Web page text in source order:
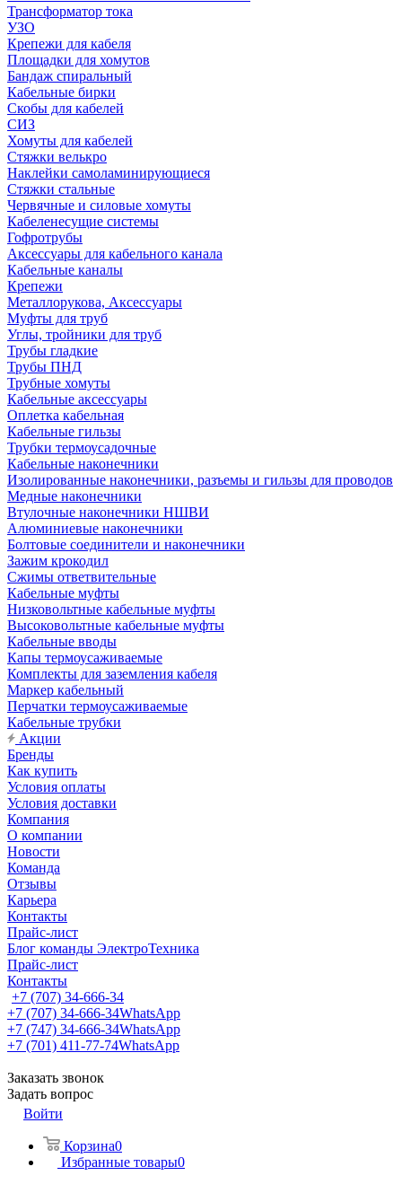
Трансформатор тока
УЗО
Крепежи для кабеля
Площадки для хомутов
Бандаж спиральный
Кабельные бирки
Cкобы для кабелей
СИЗ
Хомуты для кабелей
Стяжки велькро
Наклейки самоламинирующиеся
Стяжки стальные
Червячные и силовые хомуты
Кабеленесущие системы
Гофротрубы
Аксессуары для кабельного канала
Кабельные каналы
Крепежи
Металлорукова, Аксессуары
Муфты для труб
Углы, тройники для труб
Трубы гладкие
Трубы ПНД
Трубные хомуты
Кабельные аксессуары
Оплетка кабельная
Кабельные гильзы
Трубки термоусадочные
Кабельные наконечники
Изолированные наконечники, разъемы и гильзы для проводов
Медные наконечники
Втулочные наконечники НШВИ
Алюминиевые наконечники
Болтовые соединители и наконечники
Зажим крокодил
Сжимы ответвительные
Кабельные муфты
Низковольтные кабельные муфты
Высоковольтные кабельные муфты
Кабельные вводы
Капы термоусаживаемые
Комплекты для заземления кабеля
Маркер кабельный
Перчатки термоусаживаемые
Кабельные трубки
Акции
Бренды
Как купить
Условия оплаты
Условия доставки
Компания
О компании
Новости
Команда
Отзывы
Карьера
Контакты
Прайс-лист
Блог команды ЭлектроТехника
Прайс-лист
Контакты
+7 (707) 34-666-34
+7 (707) 34-666-34WhatsApp
+7 (747) 34-666-34WhatsApp
+7 (701) 411-77-74WhatsApp
Заказать звонок
Задать вопрос
Войти
Корзина0
Избранные товары0